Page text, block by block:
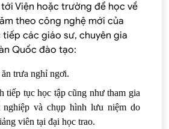
Viện hoặc trường để học về
theo công nghệ mới của
tiếp các giáo sư, chuyên gia
Quốc đào tạo:
trưa nghỉ ngơi.
tiếp tục học tập cũng như tham gia
nghiệp và chụp hình lưu niệm do
viên tại đại học trao.